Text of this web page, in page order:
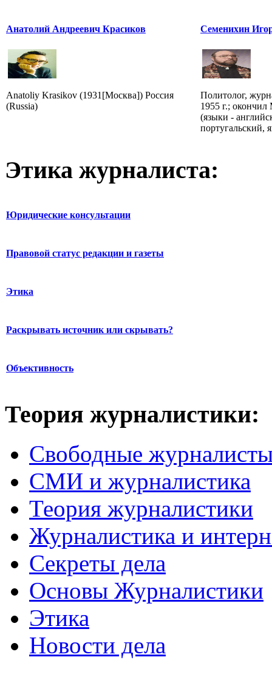
Анатолий Андреевич Красиков
Anatoliy Krasikov (1931[Москва]) Россия
(Russia)
Семенихин
Политолог,
1955 г.;
(языки -
португальский,
Этика журналиста:
Юридические консультации
Правовой статус редакции и газеты
Этика
Раскрывать источник или скрывать?
Объективность
Теория журналистики:
Свободные
СМИ и журналистика
Теория журналистики
Журналистика и
Секреты дела
Основы Журналистики
Этика
Новости дела